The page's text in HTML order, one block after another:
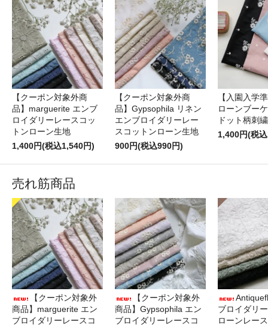
【クーポン対象外商
品】marguerite エンブ
ロイダリーレースコッ
トンローン生地
1,400円(税込1,540円)
【クーポン対象外商
品】Gypsophila リネン
エンブロイダリーレー
スコットンローン生地
900円(税込990円)
【入園入学
ローンブー
ドット柄刺
1,400円(税
売れ筋商品
【クーポン対象外
商品】marguerite エン
ブロイダリーレースコ
【クーポン対象外
商品】Gypsophila エン
ブロイダリーレースコ
ブロイダリ
ローンレー